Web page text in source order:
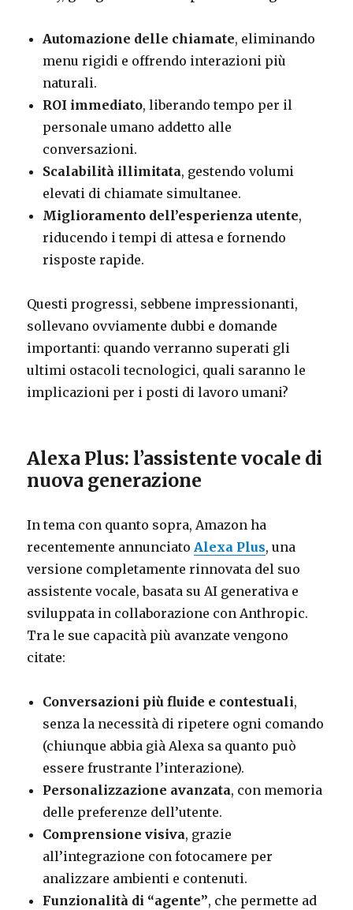
Automazione delle chiamate, eliminando
menu rigidi e offrendo interazioni più
naturali.
ROI immediato, liberando tempo per il
personale umano addetto alle
conversazioni.
Scalabilità illimitata, gestendo volumi
elevati di chiamate simultanee.
Miglioramento dell’esperienza utente,
riducendo i tempi di attesa e fornendo
risposte rapide.
Questi progressi, sebbene impressionanti,
sollevano ovviamente dubbi e domande
importanti: quando verranno superati gli
ultimi ostacoli tecnologici, quali saranno le
implicazioni per i posti di lavoro umani?
Alexa Plus: l’assistente vocale di
nuova generazione
In tema con quanto sopra, Amazon ha
recentemente annunciato Alexa Plus, una
versione completamente rinnovata del suo
assistente vocale, basata su AI generativa e
sviluppata in collaborazione con Anthropic.
Tra le sue capacità più avanzate vengono
citate:
Conversazioni più fluide e contestuali,
senza la necessità di ripetere ogni comando
(chiunque abbia già Alexa sa quanto può
essere frustrante l’interazione).
Personalizzazione avanzata, con memoria
delle preferenze dell’utente.
Comprensione visiva, grazie
all’integrazione con fotocamere per
analizzare ambienti e contenuti.
Funzionalità di “agente”, che permette ad